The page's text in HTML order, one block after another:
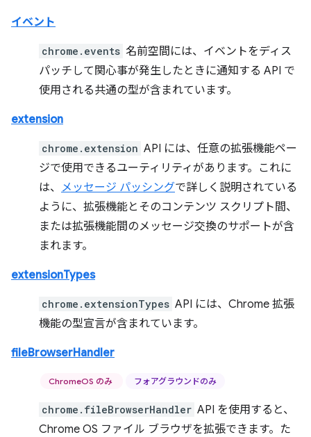
イベント
chrome.events 名前空間には、イベントをディス
パッチして関心事が発生したときに通知する API で
使用される共通の型が含まれています。
extension
chrome.extension API には、任意の拡張機能ペー
ジで使用できるユーティリティがあります。これに
は、 メッセージ パッシングで詳しく説明されている
ように、拡張機能とそのコンテンツ スクリプト間、
または拡張機能間のメッセージ交換のサポートが含
まれます。
extensionTypes
chrome.extensionTypes API には、Chrome 拡張
機能の型宣言が含まれています。
fileBrowserHandler
ChromeOS のみ フォアグラウンドのみ
chrome.fileBrowserHandler API を使用すると、
Chrome OS ファイル ブラウザを拡張できます。た